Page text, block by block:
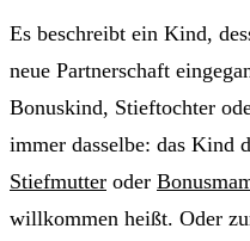
Es beschreibt ein Kind,
neue Partnerschaft
Bonuskind, Stieftochter
immer dasselbe: das Kind
Stiefmutter oder
willkommen heißt. Oder